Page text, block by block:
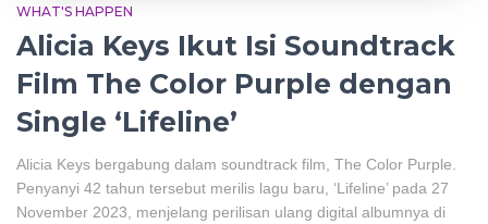
WHAT'S HAPPEN
Alicia Keys Ikut Isi Soundtrack
Film The Color Purple dengan
Single ‘Lifeline’
Alicia Keys bergabung dalam soundtrack film, The Color Purple.
Penyanyi 42 tahun tersebut merilis lagu baru, ‘Lifeline’ pada 27
November 2023, menjelang perilisan ulang digital albumnya di